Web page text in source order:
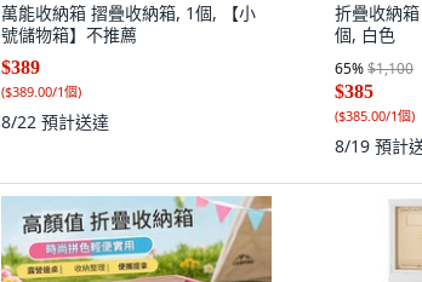
萬能收納箱 摺疊收納箱, 1個, 【小
號儲物箱】不推薦
$389
($389.00/1個)
8/22 預計送達
折疊收納
個, 白色
65%$1,100
$385
($385.00/1個)
8/19 預計